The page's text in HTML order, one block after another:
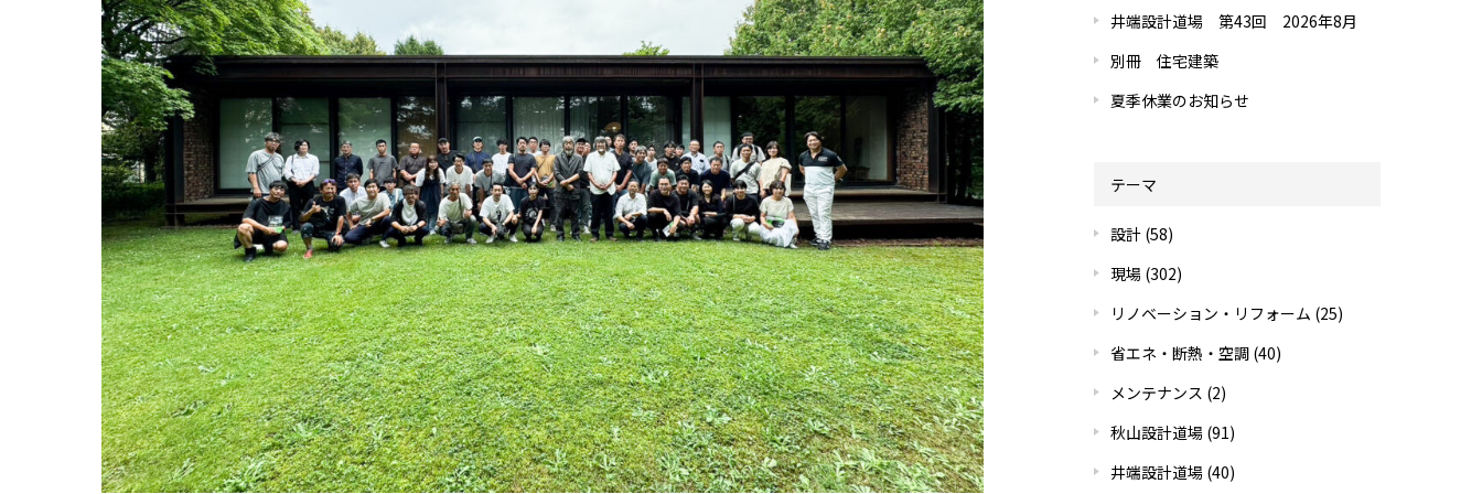
井端設計道場 第43回 2026年8月
別冊 住宅建築
夏季休業のお知らせ
テーマ
設計 (58)
現場 (302)
リノベーション・リフォーム (25)
省エネ・断熱・空調 (40)
メンテナンス (2)
秋山設計道場 (91)
井端設計道場 (40)